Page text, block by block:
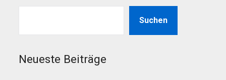
Suchen
Neueste Beiträge